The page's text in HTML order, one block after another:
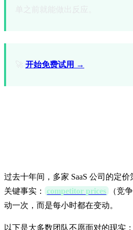
单之前就能做出反应。
🚀 开始免费试用 →
过去十年间，多家 SaaS 公司的定
关键事实：
competitor prices
（竞
动一次，而是每小时都在变动。
以下是大多数团队不愿面对的现实：